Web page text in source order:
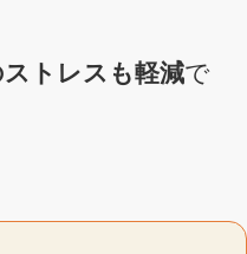
トレスも軽減で